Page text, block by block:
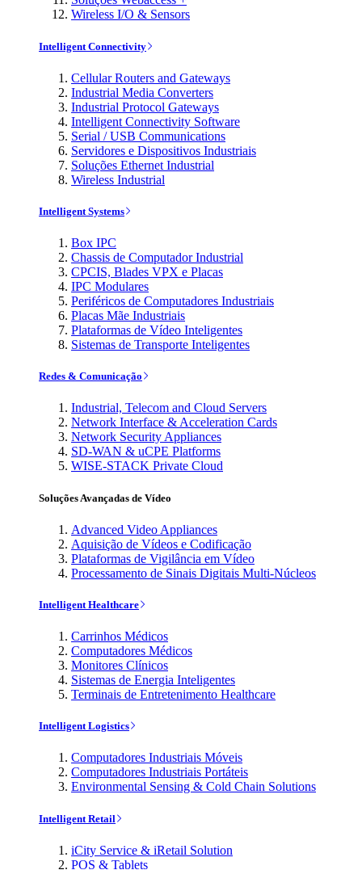
Wireless I/O & Sensors
Intelligent Connectivity
Cellular Routers and Gateways
Industrial Media Converters
Industrial Protocol Gateways
Intelligent Connectivity Software
Serial / USB Communications
Servidores e Dispositivos Industriais
Soluções Ethernet Industrial
Wireless Industrial
Intelligent Systems
Box IPC
Chassis de Computador Industrial
CPCIS, Blades VPX e Placas
IPC Modulares
Periféricos de Computadores Industriais
Placas Mãe Industriais
Plataformas de Vídeo Inteligentes
Sistemas de Transporte Inteligentes
Redes & Comunicação
Industrial, Telecom and Cloud Servers
Network Interface & Acceleration Cards
Network Security Appliances
SD-WAN & uCPE Platforms
WISE-STACK Private Cloud
Soluções Avançadas de Vídeo
Advanced Video Appliances
Aquisição de Vídeos e Codificação
Plataformas de Vigilância em Vídeo
Processamento de Sinais Digitais Multi-Núcleos
Intelligent Healthcare
Carrinhos Médicos
Computadores Médicos
Monitores Clínicos
Sistemas de Energia Inteligentes
Terminais de Entretenimento Healthcare
Intelligent Logistics
Computadores Industriais Móveis
Computadores Industriais Portáteis
Environmental Sensing & Cold Chain Solutions
Intelligent Retail
iCity Service & iRetail Solution
POS & Tablets